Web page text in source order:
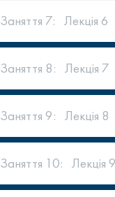
Заняття 7: Лекція 6
Заняття 8: Лекція 7
Заняття 9: Лекція 8
Заняття 10: Лекція 9